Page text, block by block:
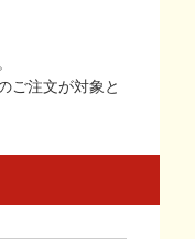
ご注文が対象と